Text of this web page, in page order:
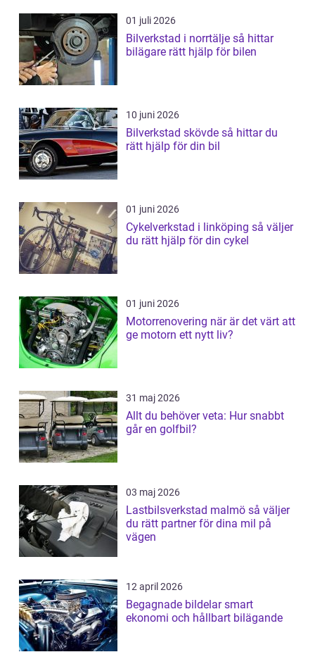
01 juli 2026
Bilverkstad i norrtälje så hittar
bilägare rätt hjälp för bilen
10 juni 2026
Bilverkstad skövde så hittar du
rätt hjälp för din bil
01 juni 2026
Cykelverkstad i linköping så väljer
du rätt hjälp för din cykel
01 juni 2026
Motorrenovering när är det värt att
ge motorn ett nytt liv?
31 maj 2026
Allt du behöver veta: Hur snabbt
går en golfbil?
03 maj 2026
Lastbilsverkstad malmö så väljer
du rätt partner för dina mil på
vägen
12 april 2026
Begagnade bildelar smart
ekonomi och hållbart bilägande